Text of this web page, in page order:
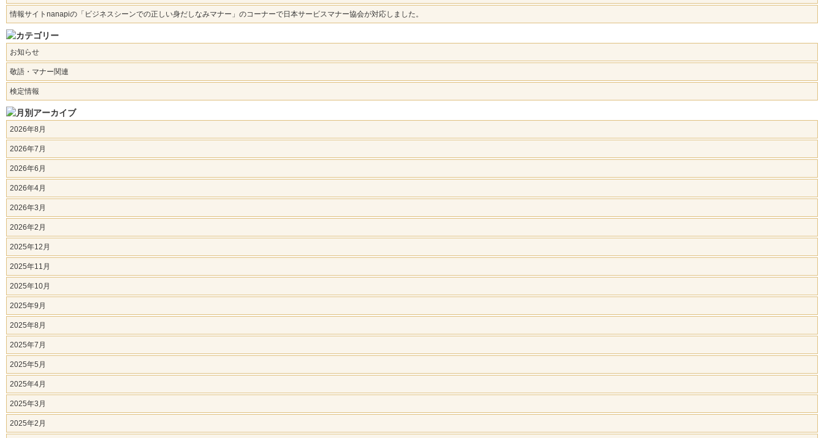
情報サイトnanapiの「ビジネスシーンでの正しい身だしなみマナー」のコーナーで日本サービスマナー協会が対応しました。
お知らせ
敬語・マナー関連
検定情報
2026年8月
2026年7月
2026年6月
2026年4月
2026年3月
2026年2月
2025年12月
2025年11月
2025年10月
2025年9月
2025年8月
2025年7月
2025年5月
2025年4月
2025年3月
2025年2月